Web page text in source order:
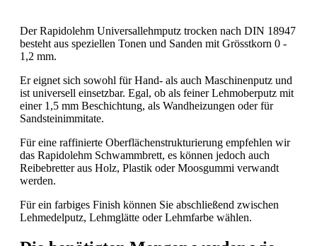
Der Rapidolehm Universallehmputz trocken nach DIN 18947
besteht aus speziellen Tonen und Sanden mit Grösstkorn 0 -
1,2 mm.
Er eignet sich sowohl für Hand- als auch Maschinenputz und
ist universell einsetzbar. Egal, ob als feiner Lehmoberputz mit
einer 1,5 mm Beschichtung, als Wandheizungen oder für
Sandsteinimmitate.
Für eine raffinierte Oberflächenstrukturierung empfehlen wir
das Rapidolehm Schwammbrett, es können jedoch auch
Reibebretter aus Holz, Plastik oder Moosgummi verwandt
werden.
Für ein farbiges Finish können Sie abschließend zwischen
Lehmedelputz, Lehmglätte oder Lehmfarbe wählen.